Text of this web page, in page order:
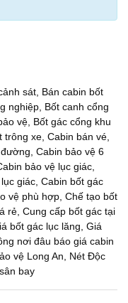
sát Bán cabin bốt
nghiệp Bốt canh cổng
vệ Bốt gác cổng khu
trông xe Cabin bán vé
Cabin bảo vệ 6
bảo vệ lục giác
giác Cabin bốt gác
vệ phù hợp Chế tạo bốt
rẻ Cung cấp bốt gác tại
bốt gác lục lăng Giá
nơi đâu báo giá cabin
vệ Long An
Nét Độc
bay